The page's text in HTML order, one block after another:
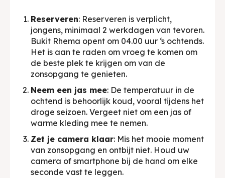
Reserveren: Reserveren is verplicht,
jongens, minimaal 2 werkdagen van tevoren.
Bukit Rhema opent om 04.00 uur ‘s ochtends.
Het is aan te raden om vroeg te komen om
de beste plek te krijgen om van de
zonsopgang te genieten.
Neem een jas mee: De temperatuur in de
ochtend is behoorlijk koud, vooral tijdens het
droge seizoen. Vergeet niet om een jas of
warme kleding mee te nemen.
Zet je camera klaar: Mis het mooie moment
van zonsopgang en ontbijt niet. Houd uw
camera of smartphone bij de hand om elke
seconde vast te leggen.